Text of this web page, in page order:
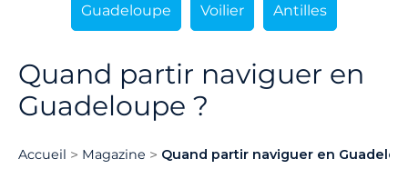
Guadeloupe Voilier Antilles
Quand partir naviguer en
Guadeloupe ?
Accueil Magazine Quand partir naviguer en